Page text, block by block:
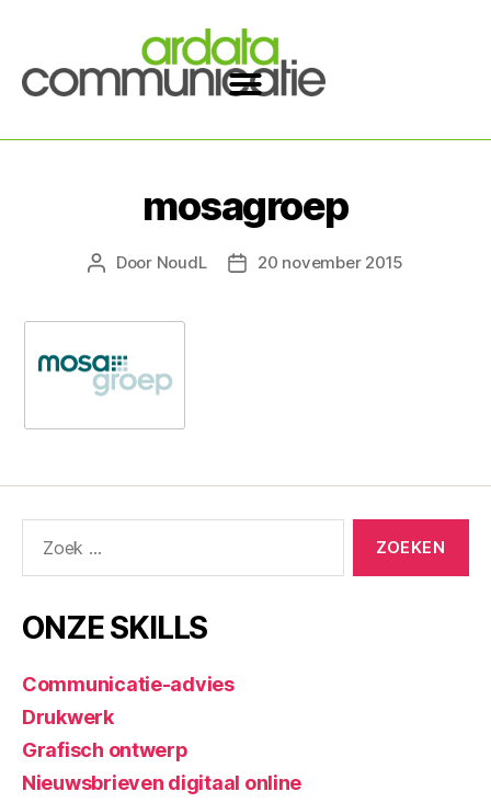
mosagroep
Door NoudL 20 november 2015
ONZE SKILLS
Communicatie-advies
Drukwerk
Grafisch ontwerp
Nieuwsbrieven digitaal online